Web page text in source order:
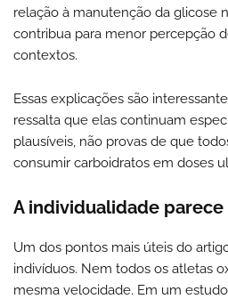
relação à manutenção da glicose
contribua para menor percepção
contextos.
Essas explicações são
ressalta que elas continuam
plausíveis, não provas de que
consumir carboidratos em doses
A individualidade parece
Um dos pontos mais úteis do
indivíduos. Nem todos os atletas
mesma velocidade. Em um